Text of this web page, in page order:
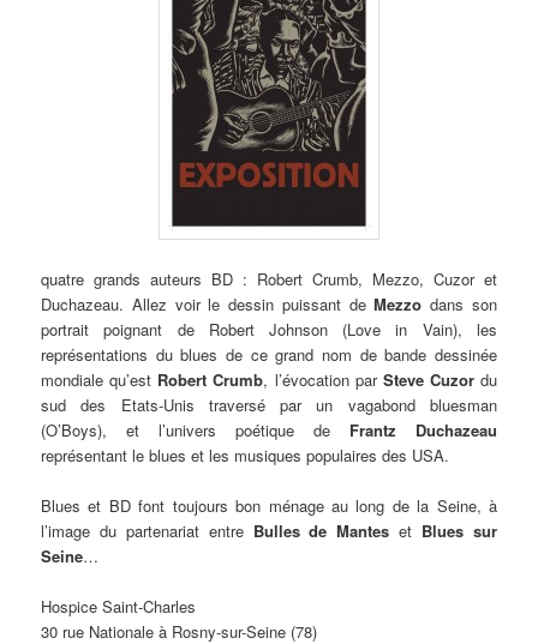
quatre grands auteurs BD : Robert Crumb, Mezzo, Cuzor et
Duchazeau. Allez voir le dessin puissant deMezzo dans son
portrait poignant de Robert Johnson (Love in Vain), les
représentations du blues de ce grand nom de bande dessinée
mondiale qu’est Robert Crumb, l’évocation par Steve Cuzordu
sud des Etats-Unis traversé par un vagabond bluesman
(O’Boys), et l’univers poétique de Frantz Duchazeau
représentant le blues et les musiques populaires des USA.
Blues et BD font toujours bon ménage au long de la Seine, à
l’image du partenariat entre Bulles de Mantes et Blues sur
Seine…
Hospice Saint-Charles
30 rue Nationale à Rosny-sur-Seine (78)